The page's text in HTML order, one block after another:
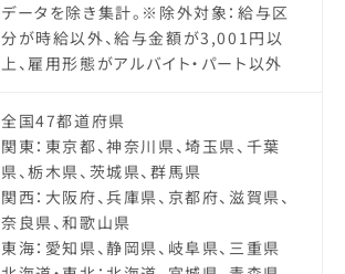
データを除き集計。※除外対象：給与区
分が時給以外、給与金額が3,001円以
上、雇用形態がアルバイト・パート以外
全国47都道府県
関東：東京都、神奈川県、埼玉県、千葉
県、栃木県、茨城県、群馬県
関西：大阪府、兵庫県、京都府、滋賀県、
奈良県、和歌山県
東海：愛知県、静岡県、岐阜県、三重県